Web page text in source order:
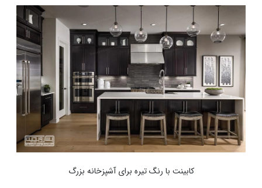
کابینت با رنگ تیره برای آشپزخانه بزرگ